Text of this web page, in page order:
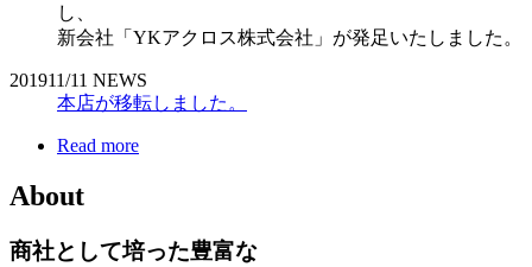
し、
新会社「YKアクロス株式会社」が発足いたしました。
201911/11 NEWS
本店が移転しました。
Read more
About
商社として培った豊富な